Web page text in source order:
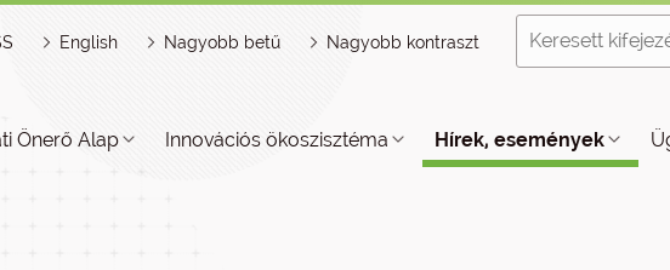
English Nagyobb betű Nagyobb kontraszt
Önerő Alap Innovációs ökoszisztéma Hírek, események